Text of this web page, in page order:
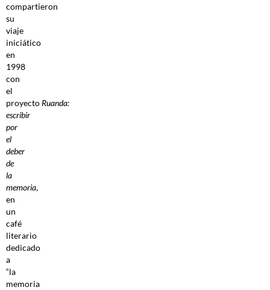
compartieron
su
viaje
iniciático
en
1998
con
el
proyecto Ruanda:
escribir
por
el
deber
de
la
memoria,
en
un
café
literario
dedicado
a
“la
memoria